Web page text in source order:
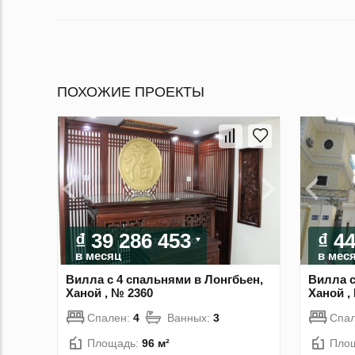
ПОХОЖИЕ ПРОЕКТЫ
₫ 39 286 453
в месяц
Вилла с 4 спальнями в Лонгбьен,
Ханой , № 2360
Спален: 4 Ванных: 3
Площадь: 96 м²
₫
в
Вилла
Ханой ,